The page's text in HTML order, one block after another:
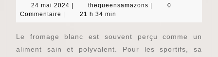
24 mai 2024 24
mai
thequeensamazons thequeensamazons
0
Commentaire
21 h 34 min
Le fromage blanc est souvent perçu comme un
aliment sain et polyvalent. Pour les sportifs, sa